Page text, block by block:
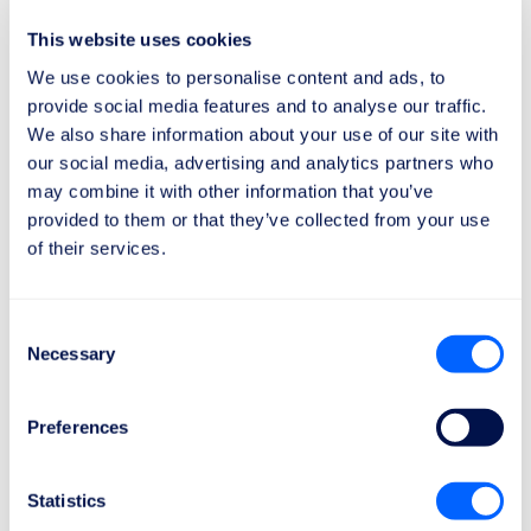
This website uses cookies
We use cookies to personalise content and ads, to
provide social media features and to analyse our traffic.
We also share information about your use of our site with
our social media, advertising and analytics partners who
may combine it with other information that you’ve
provided to them or that they’ve collected from your use
of their services.
Selection
Necessary
Preferences
Statistics
Korvauksen määrä vaihtelee lennon pituuden ja
saapumiseen liittyvän viivästyksen mukaan, ja se voi
vaihdella
250 ja 600 euron välillä.
6. Oikeus apuun
Riippumatta oikeudesta korvaukseen, matkustajilla on
oikeus saada apua
yli 2 tuntia.
lentokenttätyöntekijöiden lakot (HUOM: eivät lentoyhtiön
työntekijöiden lakot) tai terveydelliset hätätilanteet, jotka